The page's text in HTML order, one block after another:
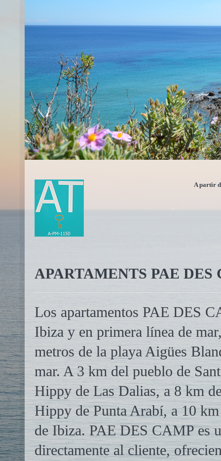
A partir
APARTAMENTS PAE
Los apartamentos PAE DES
Ibiza y en primera línea de
metros de la playa Aigües
mar. A 3 km del pueblo de
Hippy de Las Dalias, a 8 km
Hippy de Punta Arabí, a 10
de Ibiza. PAE DES CAMP es
directamente al cliente,